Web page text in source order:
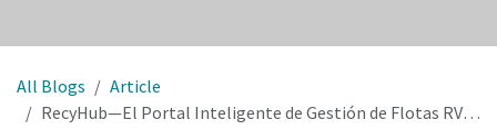
All Blogs
Article
RecyHub—El Portal Inteligente de Gestión de Flotas RVM para el SDDR en España